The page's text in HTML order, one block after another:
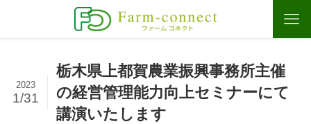
栃木県上都賀農業振興事務所主催
の経営管理能力向上セミナーにて
講演いたします
2023
1/31